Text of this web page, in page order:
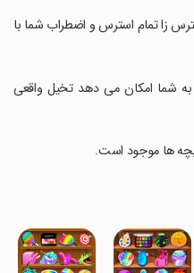
زا تمام استرس و اضطراب شما با
‏- بازی سرگرم کننده DIY crazy slime به شما امکان می دهد تخیل واقعی
بچه ها موجود است.